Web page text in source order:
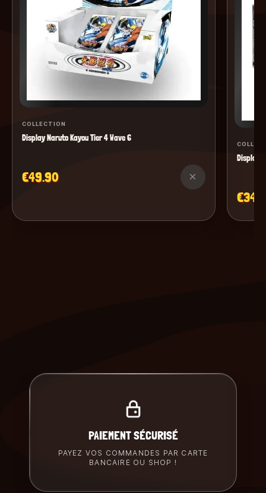
COLLECTION
Display Naruto Kayou Tier 4 Wave 6
€49.90 ×
Display
PAIEMENT SÉCURISÉ
PAYEZ VOS COMMANDES PAR CARTE
BANCAIRE OU SHOP !